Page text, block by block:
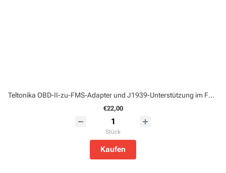
Teltonika OBD-II-zu-FMS-Adapter und J1939-Unterstützung im FMx003 (PGCB00007950)
€22,00
Stück
Kaufen